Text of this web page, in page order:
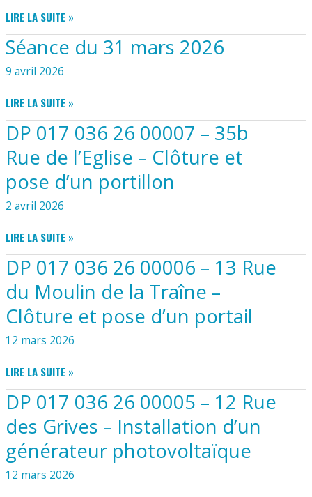
SÉANCE
DU
20
2026
LIRE LA SUITE »
Séance du 31 mars 2026
9 avril 2026
SÉANCE
DU
31
MARS
2026
LIRE LA SUITE »
DP 017 036 26 00007 – 35b
Rue de l’Eglise – Clôture et
pose d’un portillon
2 avril 2026
DP
017
036
26
00007
–
35B
RUE
L’EGLISE
–
CLÔTURE
ET
POSE
D’UN
PORTILLON
LIRE LA SUITE »
DP 017 036 26 00006 – 13 Rue
du Moulin de la Traîne –
Clôture et pose d’un portail
12 mars 2026
DP
017
036
26
00006
–
13
RUE
LIRE LA SUITE »
DP 017 036 26 00005 – 12 Rue
des Grives – Installation d’un
générateur photovoltaïque
12 mars 2026